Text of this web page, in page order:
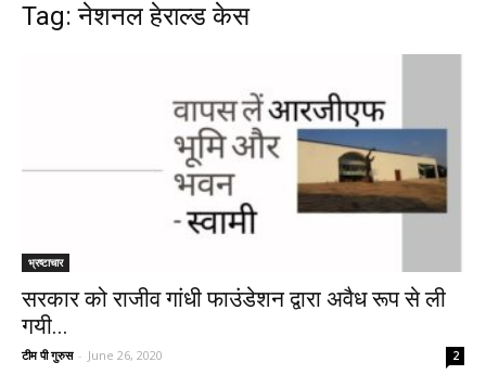
Tag: नेशनल हेराल्ड केस
भ्रष्टाचार
सरकार को राजीव गांधी फाउंडेशन द्वारा अवैध रूप से ली
गयी...
टीम पी गुरुस - June 26, 2020 2